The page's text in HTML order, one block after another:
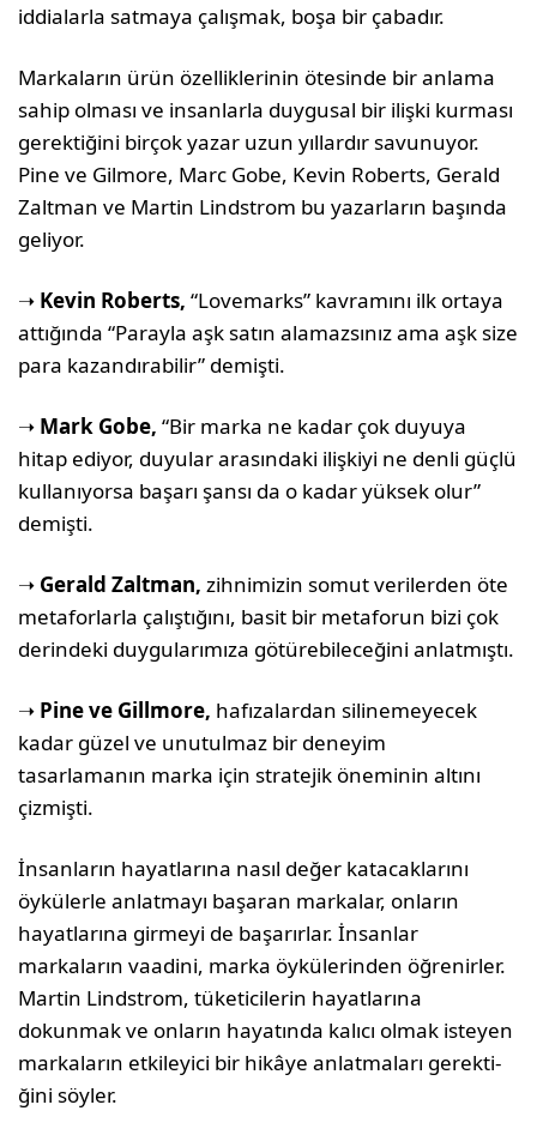
iddialarla sat­maya çalışmak, boşa bir çabadır.
Markaların ürün özelliklerinin ötesinde bir anlama
sahip olması ve insanlarla duygusal bir ilişki kurması
gerektiğini birçok yazar uzun yıllardır savunuyor.
Pine ve Gilmore, Marc Gobe, Kevin Roberts, Gerald
Zaltman ve Martin Lindstrom bu yazarların başında
geliyor.
➝ Kevin Roberts,“Lovemarks” kavramı­nı ilk ortaya
attığında “Parayla aşk satın ala­mazsınız ama aşk size
para kazandırabilir” demişti.
➝ Mark Gobe,“Bir marka ne kadar çok duyuya
hitap ediyor, duyular arasındaki iliş­kiyi ne denli güçlü
kullanıyorsa başarı şansı da o kadar yüksek olur”
demişti.
➝ Gerald Zaltman,zihnimizin somut ve­rilerden öte
metaforlarla çalıştığını, basit bir metaforun bizi çok
derindeki duyguları­mıza götürebileceğini anlatmıştı.
➝ Pine ve Gillmore, hafızalardan sili­nemeyecek
kadar güzel ve unutulmaz bir deneyim
tasarlamanın marka için stratejik öneminin altını
çizmişti.
İnsanların hayatlarına nasıl değer katacak­larını
öykülerle anlatmayı başaran marka­lar, onların
hayatlarına girmeyi de başa­rırlar. İnsanlar
markaların vaadini, marka öykülerinden öğrenirler.
Martin Lindstrom, tüketicilerin hayatlarına
dokunmak ve onla­rın hayatında kalıcı olmak isteyen
markala­rın etkileyici bir hikâye anlatmaları gerekti­
ğini söyler.